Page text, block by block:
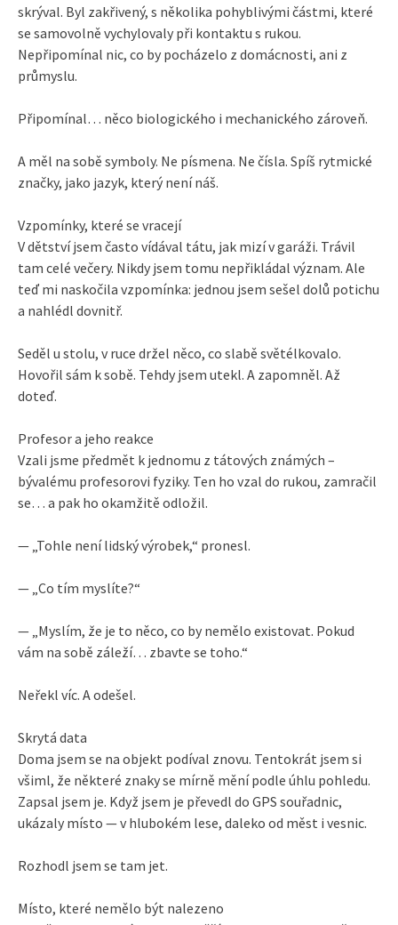
skrýval. Byl zakřivený, s několika pohyblivými částmi, které
se samovolně vychylovaly při kontaktu s rukou.
Nepřipomínal nic, co by pocházelo z domácnosti, ani z
průmyslu.
Připomínal… něco biologického i mechanického zároveň.
A měl na sobě symboly. Ne písmena. Ne čísla. Spíš rytmické
značky, jako jazyk, který není náš.
Vzpomínky, které se vracejí
V dětství jsem často vídával tátu, jak mizí v garáži. Trávil
tam celé večery. Nikdy jsem tomu nepřikládal význam. Ale
teď mi naskočila vzpomínka: jednou jsem sešel dolů potichu
a nahlédl dovnitř.
Seděl u stolu, v ruce držel něco, co slabě světélkovalo.
Hovořil sám k sobě. Tehdy jsem utekl. A zapomněl. Až
doteď.
Profesor a jeho reakce
Vzali jsme předmět k jednomu z tátových známých –
bývalému profesorovi fyziky. Ten ho vzal do rukou, zamračil
se… a pak ho okamžitě odložil.
— „Tohle není lidský výrobek,“ pronesl.
— „Co tím myslíte?“
— „Myslím, že je to něco, co by nemělo existovat. Pokud
vám na sobě záleží… zbavte se toho.“
Neřekl víc. A odešel.
Skrytá data
Doma jsem se na objekt podíval znovu. Tentokrát jsem si
všiml, že některé znaky se mírně mění podle úhlu pohledu.
Zapsal jsem je. Když jsem je převedl do GPS souřadnic,
ukázaly místo — v hlubokém lese, daleko od měst i vesnic.
Rozhodl jsem se tam jet.
Místo, které nemělo být nalezeno